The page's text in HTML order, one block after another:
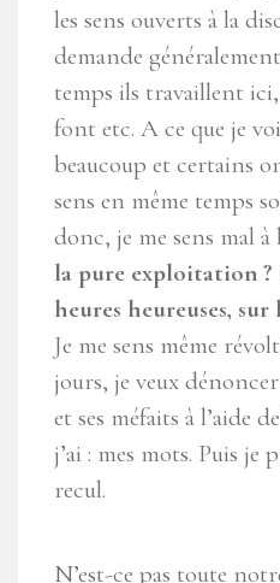
les sens ouverts à la
demande
temps ils travaillent ici,
font etc. A ce que je
beaucoup et certains
sens en même temps
donc, je me sens mal à
la pure exploitation ?
heures heureuses, sur
Je me sens même
jours, je veux
et ses méfaits à l’aide
j’ai : mes mots. Puis je
recul.
N’est-ce pas toute